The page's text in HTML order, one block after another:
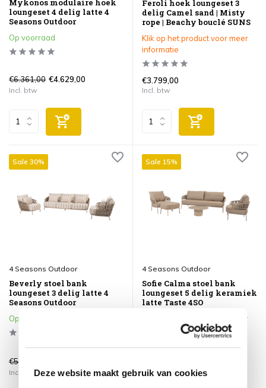
Deze website maakt gebruik van cookies
Mykonos modulaire hoek
loungeset 4 delig latte 4
Seasons Outdoor
Op voorraad
€6.361,00 €4.629,00
Incl. btw
Feroli hoek loungeset 3
delig Camel sand | Misty
rope | Beachy bouclé SUNS
Klik op het product voor meer
informatie
€3.799,00
Incl. btw
Sale 30%
4 Seasons Outdoor
Beverly stoel bank
loungeset 3 delig latte 4
Seasons Outdoor
Op voorraad
€5.127,00
Incl. btw
Sale 15%
4 Seasons Outdoor
Sofie Calma stoel bank
loungeset 5 delig keramiek
latte Taste 4SO
Klik op het product voor meer
Incl. btw